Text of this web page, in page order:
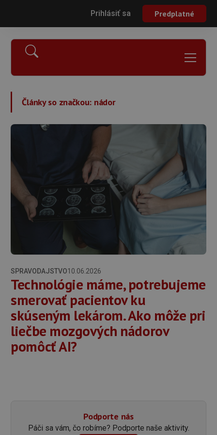
Prihlásiť sa Predplatné
Články so značkou: nádor
SPRAVODAJSTVO10.06.2026
Technológie máme, potrebujeme
smerovať pacientov ku
skúseným lekárom. Ako môže pri
liečbe mozgových nádorov
pomôcť AI?
Podporte nás
Páči sa vám, čo robíme? Podporte naše aktivity.